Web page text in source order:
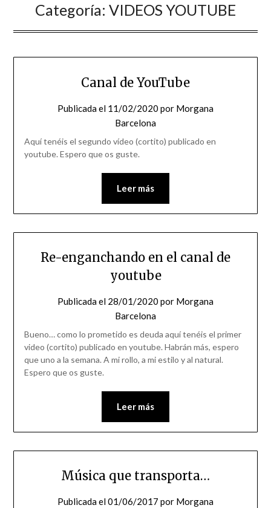
Categoría: VIDEOS YOUTUBE
Canal de YouTube
Publicada el 11/02/2020 por Morgana
Barcelona
Aquí tenéis el segundo vídeo (cortito) publicado en
youtube. Espero que os guste.
Leer más
Re-enganchando en el canal de
youtube
Publicada el 28/01/2020 por Morgana
Barcelona
Bueno… como lo prometido es deuda aquí tenéis el primer
video (cortito) publicado en youtube. Habrán más, espero
que uno a la semana. A mi rollo, a mi estilo y al natural.
Espero que os guste.
Leer más
Música que transporta…
Publicada el01/06/2017 por Morgana